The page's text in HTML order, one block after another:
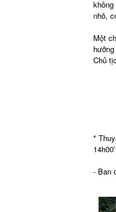
nhỏ,
Một
Chủ
*
- Ban